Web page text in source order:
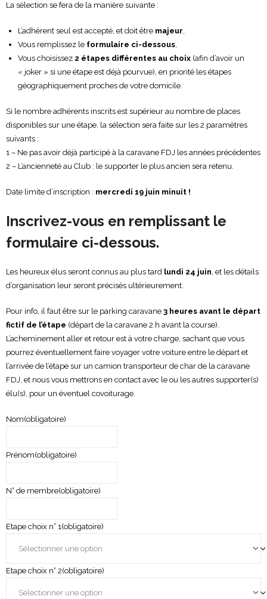
La sélection se fera de la manière suivante :
L’adhérent seul est accepté, et doit être majeur,
Vous remplissez le formulaire ci-dessous,
Vous choisissez 2 étapes différentes au choix (afin d’avoir un
« joker » si une étape est déjà pourvue), en priorité les étapes
géographiquement proches de votre domicile.
Si le nombre adhérents inscrits est supérieur au nombre de places
disponibles sur une étape, la sélection sera faite sur les 2 paramètres
suivants :
1 – Ne pas avoir déjà participé à la caravane FDJ les années précédentes
2 – L’ancienneté au Club : le supporter le plus ancien sera retenu.
Date limite d’inscription : mercredi 19 juin minuit !
Inscrivez-vous en remplissant le
formulaire ci-dessous.
Les heureux élus seront connus au plus tard lundi 24 juin, et les détails
d’organisation leur seront précisés ultérieurement.
Pour info, il faut être sur le parking caravane 3 heures avant le départ
fictif de l’étape (départ de la caravane 2 h avant la course).
L’acheminement aller et retour est à votre charge, sachant que vous
pourrez éventuellement faire voyager votre voiture entre le départ et
l’arrivée de l’étape sur un camion transporteur de char de la caravane
FDJ, et nous vous mettrons en contact avec le ou les autres supporter(s)
élu(s), pour un éventuel covoiturage.
Nom(obligatoire)
Prénom(obligatoire)
N° de membre(obligatoire)
Etape choix n° 1(obligatoire)
Etape choix n° 2(obligatoire)